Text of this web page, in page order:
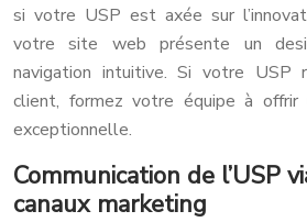
si votre USP est axée sur
votre site web présente un
navigation intuitive. Si votre USP
client, formez votre équipe à offrir
exceptionnelle.
Communication de l’USP
canaux marketing